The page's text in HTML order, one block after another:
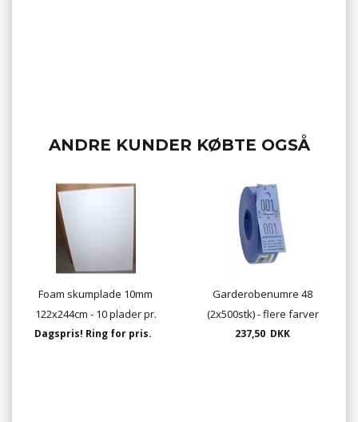
ANDRE KUNDER KØBTE OGSÅ
Foam skumplade 10mm
122x244cm - 10 plader pr.
pakke
Dagspris! Ring for pris.
Garderobenumre 48
(2x500stk) - flere farver
237,50 DKK